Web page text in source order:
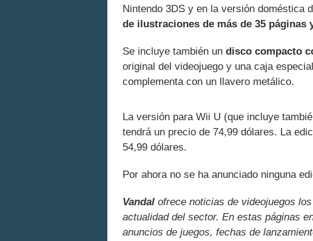
Nintendo 3DS y en la versión doméstica
de ilustraciones de más de 35 páginas
Se incluye también un disco compacto
original del videojuego y una caja
complementa con un llavero metálico.
La versión para Wii U (que incluye
tendrá un precio de 74,99 dólares. La
54,99 dólares.
Por ahora no se ha anunciado ninguna
Vandal ofrece noticias de videojuegos
actualidad del sector. En estas páginas
anuncios de juegos, fechas de